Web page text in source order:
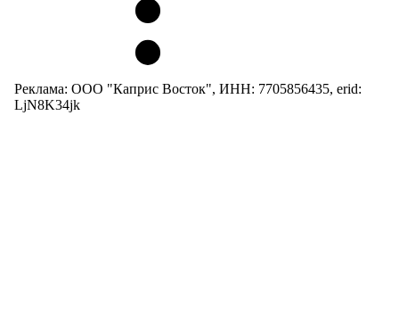
Реклама: ООО "Каприс Восток", ИНН: 7705856435, erid:
LjN8K34jk